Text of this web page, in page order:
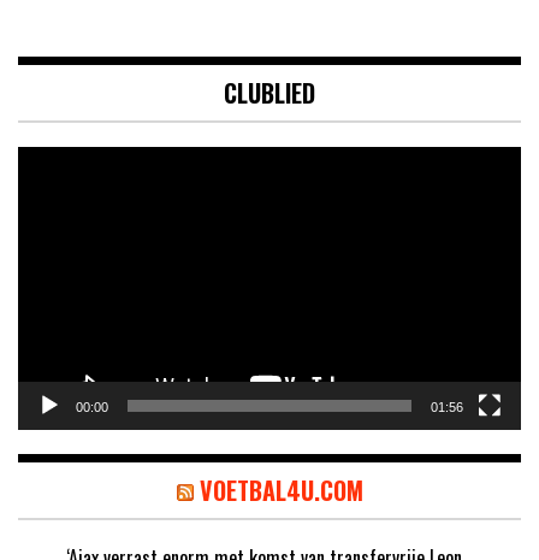
CLUBLIED
00:00 01:56
VOETBAL4U.COM